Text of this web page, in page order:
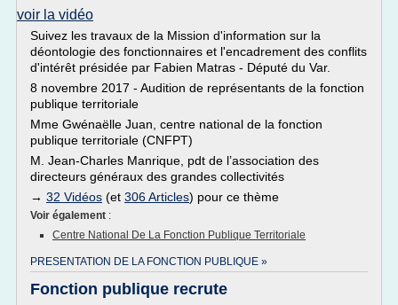
voir la vidéo
Suivez les travaux de la Mission d'information sur la
déontologie des fonctionnaires et l'encadrement des conflits
d'intérêt présidée par Fabien Matras - Député du Var.
8 novembre 2017 - Audition de représentants de la fonction
publique territoriale
Mme Gwénaëlle Juan, centre national de la fonction
publique territoriale (CNFPT)
M. Jean-Charles Manrique, pdt de l’association des
directeurs généraux des grandes collectivités
→ 32 Vidéos (et 306 Articles) pour ce thème
Voir également :
Centre National De La Fonction Publique Territoriale
PRESENTATION DE LA FONCTION PUBLIQUE »
Fonction publique recrute